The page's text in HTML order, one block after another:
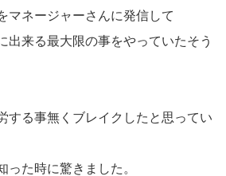
マネージャーさんに発信して
出来る最大限の事をやっていたそう
する事無くブレイクしたと思ってい
った時に驚きました。